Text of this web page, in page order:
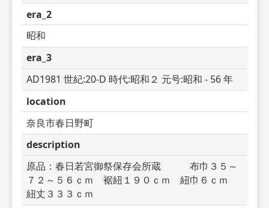
era_2
昭和
era_3
AD1981 世紀:20-D 時代:昭和２ 元号:昭和 - 56 年
location
奈良市春日野町
description
原品：春日若宮御祭保存会所蔵　　　布巾３５～
７２～５６ｃｍ　裾紐１９０ｃｍ　紐巾６ｃｍ
紐丈３３３ｃｍ